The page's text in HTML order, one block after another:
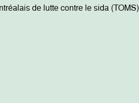
de lutte contre le sida (TOMS)